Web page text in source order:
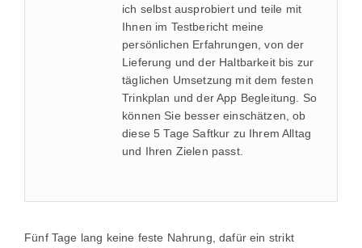
ich selbst ausprobiert und teile mit
Ihnen im Testbericht meine
persönlichen Erfahrungen, von der
Lieferung und der Haltbarkeit bis zur
täglichen Umsetzung mit dem festen
Trinkplan und der App Begleitung. So
können Sie besser einschätzen, ob
diese 5 Tage Saftkur zu Ihrem Alltag
und Ihren Zielen passt.
Fünf Tage lang keine feste Nahrung, dafür ein strikt